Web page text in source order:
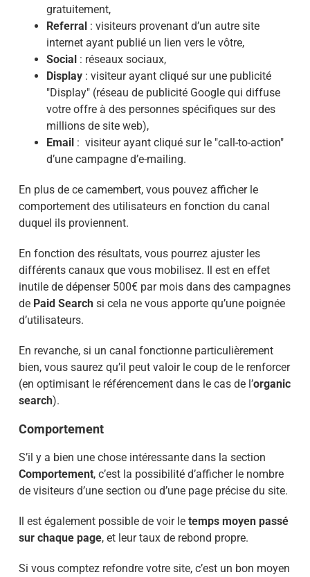
gratuitement,
Referral : visiteurs provenant d’un autre site
internet ayant publié un lien vers le vôtre,
Social : réseaux sociaux,
Display : visiteur ayant cliqué sur une publicité
"Display" (réseau de publicité Google qui diffuse
votre offre à des personnes spécifiques sur des
millions de site web),
Email : visiteur ayant cliqué sur le "call-to-action"
d’une campagne d’e-mailing.
En plus de ce camembert, vous pouvez afficher le
comportement des utilisateurs en fonction du canal
duquel ils proviennent.
En fonction des résultats, vous pourrez ajuster les
différents canaux que vous mobilisez. Il est en effet
inutile de dépenser 500€ par mois dans des campagnes
de Paid Searchsi cela ne vous apporte qu’une poignée
d’utilisateurs.
En revanche, si un canal fonctionne particulièrement
bien, vous saurez qu’il peut valoir le coup de le renforcer
(en optimisant le référencement dans le cas de l’organic
search).
Comportement
S’il y a bien une chose intéressante dans la section
Comportement, c’est la possibilité d’afficher le nombre
de visiteurs d’une section ou d’une page précise du site.
Il est également possible de voir le temps moyen passé
sur chaque page, et leur taux de rebond propre.
Si vous comptez refondre votre site, c’est un bon moyen